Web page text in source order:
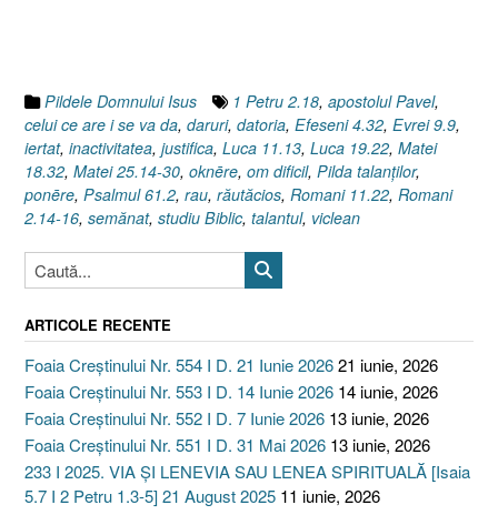
Pildele Domnului Isus 1 Petru 2.18, apostolul Pavel,
celui ce are i se va da, daruri, datoria, Efeseni 4.32, Evrei 9.9,
iertat, inactivitatea, justifica, Luca 11.13, Luca 19.22, Matei
18.32, Matei 25.14-30, oknēre, om dificil, Pilda talanţilor,
ponēre, Psalmul 61.2, rau, răutăcios, Romani 11.22, Romani
2.14-16, semănat, studiu Biblic, talantul, viclean
ARTICOLE RECENTE
Foaia Creștinului Nr. 554 I D. 21 Iunie 202621 iunie, 2026
Foaia Creștinului Nr. 553 I D. 14 Iunie 2026 14 iunie, 2026
Foaia Creștinului Nr. 552 I D. 7 Iunie 2026 13 iunie, 2026
Foaia Creștinului Nr. 551 I D. 31 Mai 2026 13 iunie, 2026
233 I 2025. VIA ȘI LENEVIA SAU LENEA SPIRITUALĂ [Isaia
5.7 I 2 Petru 1.3-5] 21 August 2025 11 iunie, 2026